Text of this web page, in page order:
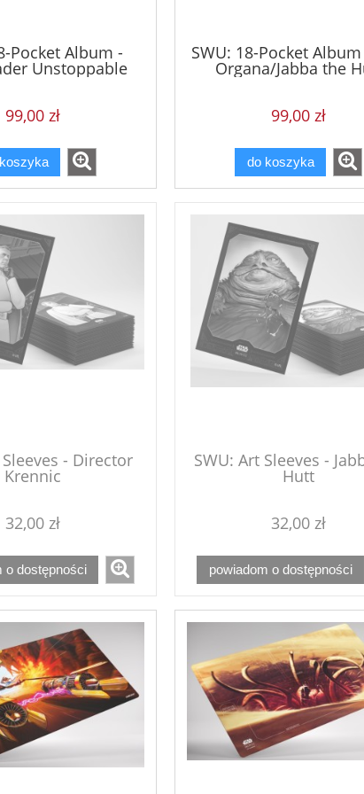
zł
260,00 zł
179,00 zł
koszyka
FAB TCG - Booster Case
of the Third Age
1 599,00 zł
Cena regularna:2 016,00 zł
Najniższa cena: 1 599,00 zł
do koszyka
Pocket Album -
Unstoppable
99,00 zł
SWU: 18-Pocket
Organa/Jabba the
99,00 zł
do koszyka
- Director
Krennic
32,00 zł
o dostępności
SWU: Art Sleeves -
Hutt
32,00 zł
powiadom o dostępności